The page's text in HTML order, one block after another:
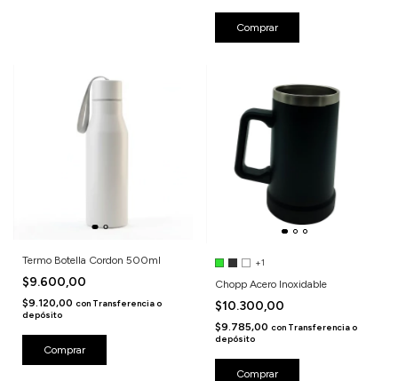
Comprar
Termo Botella Cordon 500ml
$9.600,00
$9.120,00 con Transferencia o
depósito
Comprar
+1
Chopp Acero Inoxidable
$10.300,00
$9.785,00 con Transferencia o
depósito
Comprar